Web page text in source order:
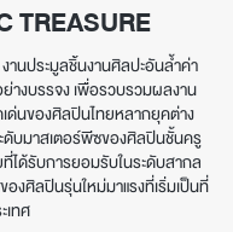
TREASURE
งานประมูลชิ้นงานศิลปะอันล้ำค่า
างบรรจง เพื่อรวบรวมผลงาน
ด่นของศิลปินไทยหลากยุคต่าง
ดับมาสเตอร์พีซของศิลปินชั้นครู
ได้รับการยอมรับในระดับสากล
งศิลปินรุ่นใหม่มาแรงที่เริ่มเป็นที่
เทศ